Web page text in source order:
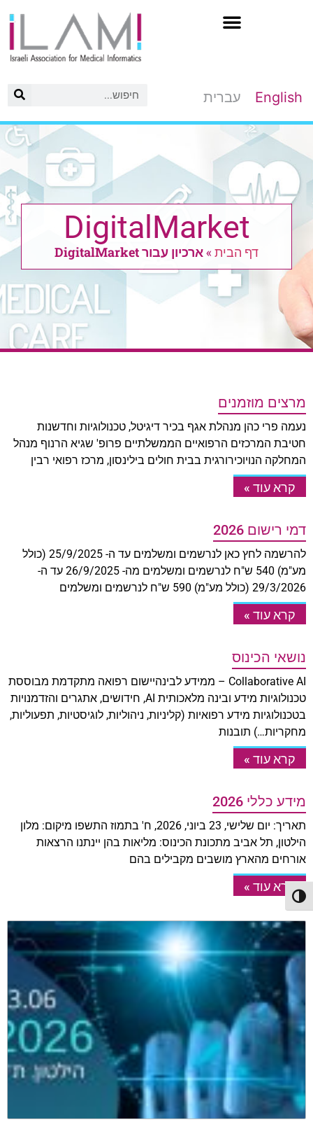
הפעל/כבה ניגודיות גבוהה
English עברית
DigitalMarket
דף הבית »ארכיון עבור DigitalMarket
מרצים מוזמנים
נעמה פרי כהן מנהלת אגף בכיר דיגיטל, טכנולוגיות וחדשנות
חטיבת המרכזים הרפואיים הממשלתיים פרופ' שגיא הרנוף מנהל
המחלקה הנויוכירורגית בבית חולים בילינסון, מרכז רפואי רבין
קרא עוד »
דמי רישום 2026
להרשמה לחץ כאן לנרשמים ומשלמים עד ה- 25/9/2025 (כולל
מע"מ) 540 ש"ח לנרשמים ומשלמים מה- 26/9/2025 עד ה-
29/3/2026 (כולל מע"מ) 590 ש"ח לנרשמים ומשלמים
קרא עוד »
נושאי הכינוס
Collaborative AI – ממידע לבינהיישום רפואה מתקדמת מבוססת
טכנולוגיות מידע ובינה מלאכותית AI, חידושים, אתגרים והזדמנויות
בטכנולוגיות מידע רפואיות (קליניות, ניהוליות, לוגיסטיות, תפעוליות,
מחקריות…) תובנות
קרא עוד »
מידע כללי 2026
תאריך: יום שלישי, 23 ביוני, 2026, ח' בתמוז התשפו מיקום: מלון
הילטון, תל אביב מתכונת הכינוס: מליאות בהן יינתנו הרצאות
אורחים מהארץ מושבים מקבילים בהם
קרא עוד »